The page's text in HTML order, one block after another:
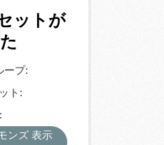
ットが
ープ:
ト:
ンズ 表示